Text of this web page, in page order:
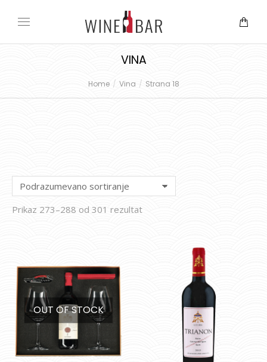
VINA
Home Vina Strana 18
Prikaz 273–288 od 301 rezultat
OUT OF STOCK